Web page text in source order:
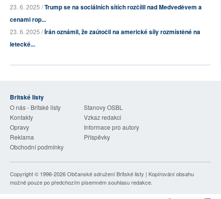
23. 6. 2025 /Trump se na sociálních sítích rozčílil nad Medveděvem a
cenami rop...
23. 6. 2025 /Írán oznámil, že zaútočil na americké síly rozmístěné na
letecké...
Britské listy
O nás - Britské listy
Stanovy OSBL
Kontakty
Vzkaz redakci
Opravy
Informace pro autory
Reklama
Příspěvky
Obchodní podmínky
Copyright © 1996-2026Občanské sdružení Britské listy | Kopírování obsahu
možné pouze po předchozím písemném souhlasu redakce.